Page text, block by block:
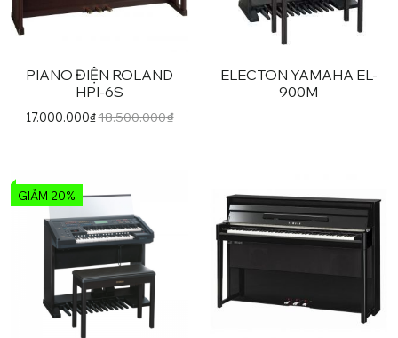
Sản
này
biến
thể.
PIANO ĐIỆN ROLAND
HPI-6S
17.000.000₫18.500.000₫
ELECTON YAMAHA EL-
900M
GIẢM 20%